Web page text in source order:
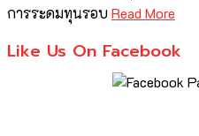
การระดมทุนรอบRead More
Like Us On Facebook